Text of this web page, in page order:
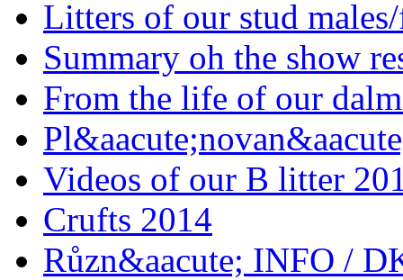
Litters of our stud
Summary oh the show
From the life of our
Videos of our B litter
Crufts 2014
Různ&aacute; INFO /